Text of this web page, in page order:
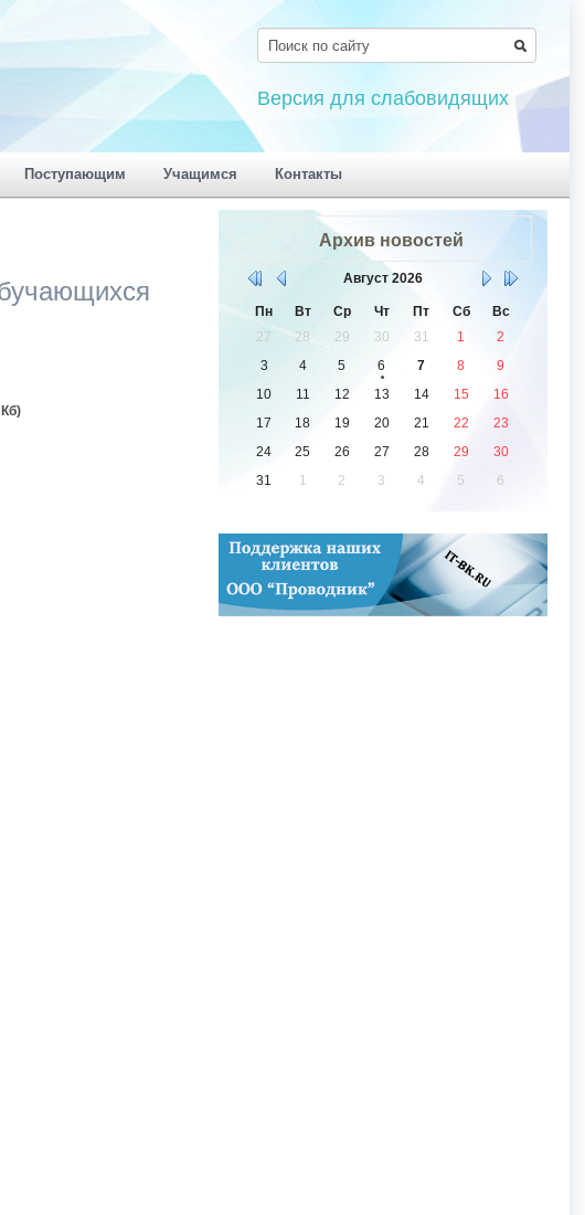
Версия для слабовидящих
Поступающим Учащимся Контакты
Архив новостей
Август 2026
Пн Вт Ср Чт Пт Сб
Вс
27
28 29 30 31 1
2
3
4 5 6 7 8
9
10
11 12 13 14 15
16
17
18 19 20 21 22
23
24
25 26 27 28 29
30
31
1 2 3 4 5 6